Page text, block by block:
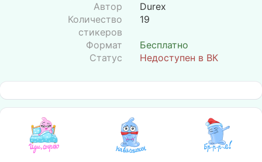
Автор
Durex
Количество
стикеров
19
Формат
Бесплатно
Статус
Недоступен в ВК